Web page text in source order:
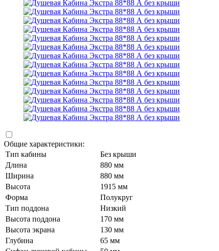
Общие характеристики:
Тип кабины
Без крыши
Длина
880 мм
Ширина
880 мм
Высота
1915 мм
Форма
Полукруг
Тип поддона
Низкий
Высота поддона
170 мм
Высота экрана
130 мм
Глубина
65 мм